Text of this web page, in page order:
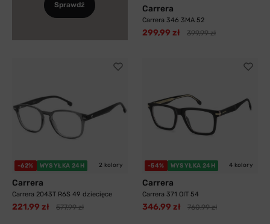
Sprawdź Carrera
Carrera 346 3MA 52
299,99 zł 399,99 zł
-62% WYSYŁKA 24H 2 kolory
Carrera
Carrera 2043T R6S 49 dziecięce
221,99 zł 577,99 zł
-54% WYSYŁKA 24H 4 kolory
Carrera
Carrera 371 OIT 54
346,99 zł 760,99 zł